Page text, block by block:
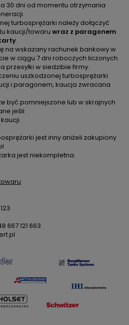
30 dni od momentu otrzymania
turbosprężarki należy dołączyć
kaucji/towaru wraz z paragonem
.
na wskazany rachunek bankowy w
w ciągu 7 dni roboczych liczonych
przesyłki w siedzibie firmy.
uszkodzonej turbosprężarki
i paragonem, kaucja zwracana
być pomniejszone lub w skrajnych
jeśli:
jest inny aniżeli zakupiony
jest niekompletna.
667 121 663